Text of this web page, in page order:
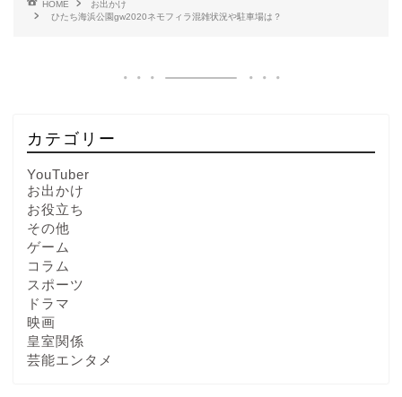
HOME
お出かけ
ひたち海浜公園gw2020ネモフィラ混雑状況や駐車場は？
カテゴリー
YouTuber
お出かけ
お役立ち
その他
ゲーム
コラム
スポーツ
ドラマ
映画
皇室関係
芸能エンタメ